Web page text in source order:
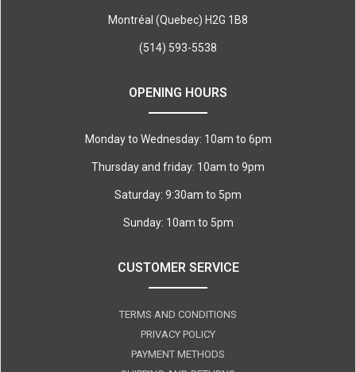
Montréal (Quebec) H2G 1B8
(514) 593-5538
OPENING HOURS
Monday to Wednesday: 10am to 6pm
Thursday and friday: 10am to 9pm
Saturday: 9:30am to 5pm
Sunday: 10am to 5pm
CUSTOMER SERVICE
TERMS AND CONDITIONS
PRIVACY POLICY
PAYMENT METHODS